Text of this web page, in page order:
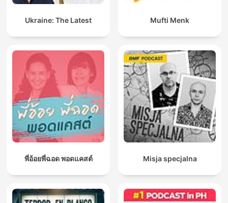
Ukraine: The Latest Mufti Menk
พี่อ้อยพี่ฉอด พอดแคสต์ Misja specjalna